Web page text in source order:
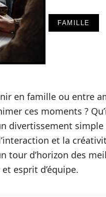
FAMILLE
en famille ou entre
ces moments ?
divertissement simple
et la
tour d’horizon des
esprit d’équipe.